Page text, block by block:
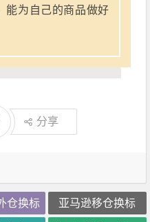
能为自己的商品做好
分享
仓换标 亚马逊移仓换标